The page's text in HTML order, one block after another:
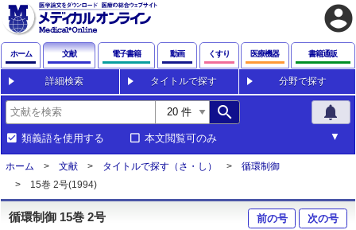
account_circle
ホーム 文献 電子書籍 動画 くすり 医療機器 書籍通販
詳細検索 タイトルで探す 分野で探す
search notifications
類義語を使用する 本文閲覧可のみ
ホーム 文献 タイトルで探す（さ・し）
循環制御
15巻 2号(1994)
循環制御 15巻 2号 前の号 次の号